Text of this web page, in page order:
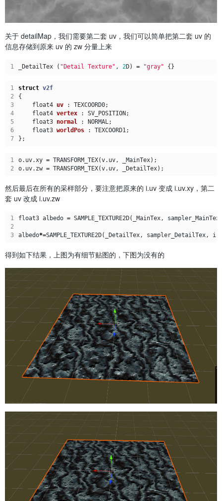
关于 detailMap，我们需要第二套 uv，我们可以简单把第二套 uv 的
信息存储到原来 uv 的 zw 分量上来
1 _DetailTex ( "Detail Texture" , 2D) = "gray" {}
1 struct v2f
2
{
3
float4 uv : TEXCOORD0;
4
float4 vertex : SV_POSITION;
5
float3 normal : NORMAL ;
6
float3 worldPos : TEXCOORD1 ;
7
};
1 o. uv. xy = TRANSFORM_TEX(v. uv , _MainTex);
2
o. uv. zw = TRANSFORM_TEX(v. uv , _DetailTex);
然后最后在所有的采样部分，要注意把原来的 i.uv 变成 i.uv.xy，第二
套 uv 改成 i.uv.zw
1 float3 albedo = SAMPLE_TEXTURE2D( _MainTex, sampler_MainTex
2
3
albedo*=SAMPLE_TEXTURE2D( _DetailTex, sampler_DetailTex, i
得到如下结果，上图为有细节贴图的，下图为没有的